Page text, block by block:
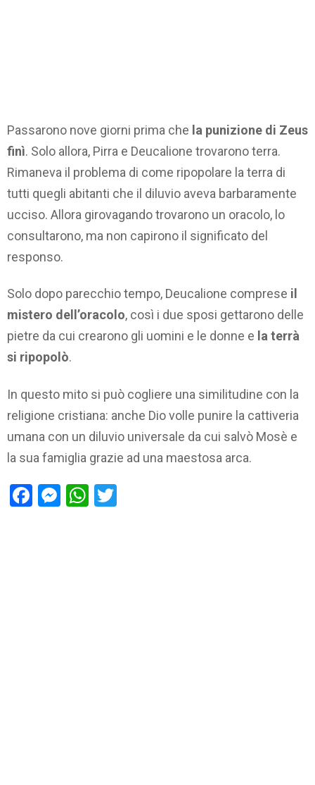
Passarono nove giorni prima che la punizione di Zeus
finì. Solo allora, Pirra e Deucalione trovarono terra.
Rimaneva il problema di come ripopolare la terra di
tutti quegli abitanti che il diluvio aveva barbaramente
ucciso. Allora girovagando trovarono un oracolo, lo
consultarono, ma non capirono il significato del
responso.
Solo dopo parecchio tempo, Deucalione comprese il
mistero dell’oracolo, così i due sposi gettarono delle
pietre da cui crearono gli uomini e le donne e la terrà
si ripopolò.
In questo mito si può cogliere una similitudine con la
religione cristiana: anche Dio volle punire la cattiveria
umana con un diluvio universale da cui salvò Mosè e
la sua famiglia grazie ad una maestosa arca.
Facebook
Messenger
WhatsApp